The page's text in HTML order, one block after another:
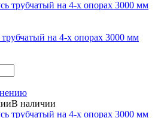
трубчатый на 4-х опорах 3000 мм
В наличии